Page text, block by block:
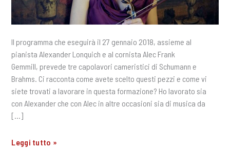
Il programma che eseguirà il 27 gennaio 2018, assieme al
pianista Alexander Lonquich e al cornista Alec Frank
Gemmill, prevede tre capolavori cameristici di Schumann e
Brahms. Ci racconta come avete scelto questi pezzi e come vi
siete trovati a lavorare in questa formazione? Ho lavorato sia
con Alexander che con Alec in altre occasioni sia di musica da
[…]
Intervista
Leggi tutto »